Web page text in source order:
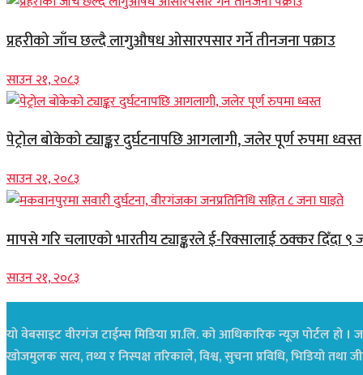
प्रहरीको जाँच छल्दै लागुऔषध ओसारपसार गर्ने तीनजना पक्राउ
साउन २१, २०८३
पेट्रोल बोकेको ट्याङ्कर दुर्घटनापछि आगलागी, जलेर पूर्ण रुपमा ध्वस्त
साउन २१, २०८३
मापसे गरि चलाएको भारतीय ट्याङ्करले ई-रिक्सालाई ठक्कर दिँदा ९
साउन २१, २०८३
यो वेबसाइट वीरगंज टाईम्स मिडिया प्रा.लि. को आधिकारिक न्यूज पोर्टल हो
खोजमुलक सत्य, तथ्य र निस्पक्ष तरिकाले, विश्व, सुचना प्रविधि, भिडियो